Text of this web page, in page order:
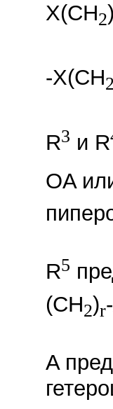
X(CH2)
-X(CH2
R3 и R
OA
R5
(CH2)r
A